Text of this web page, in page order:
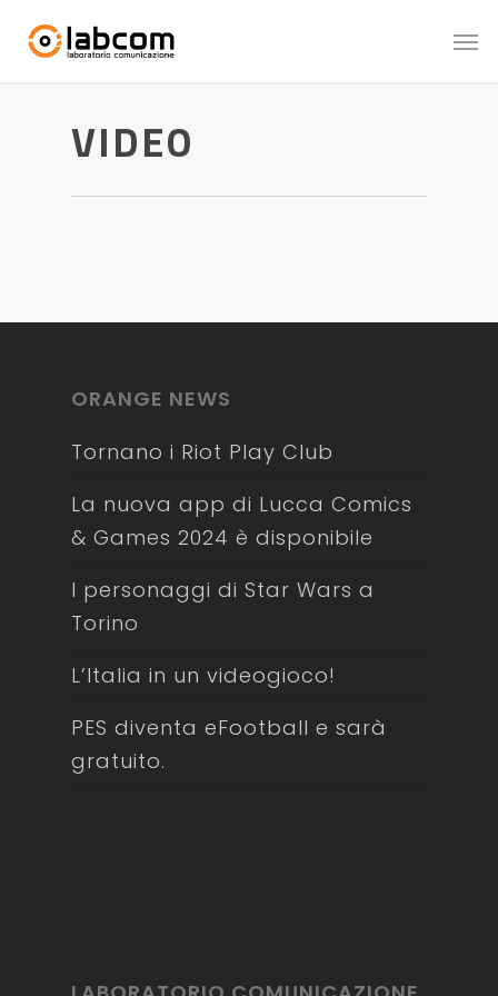
VIDEO
DEEJAY Xmasters,
ORANGE NEWS
Tornano i Riot Play Club
La nuova app di Lucca Comics
& Games 2024 è disponibile
I personaggi di Star Wars a
Torino
L’Italia in un videogioco!
PES diventa eFootball e sarà
gratuito.